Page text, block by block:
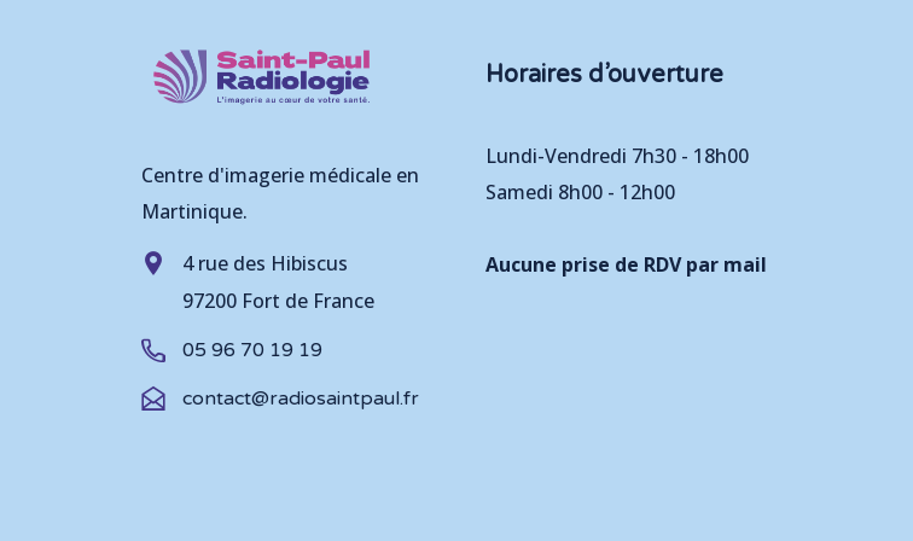
Centre d'imagerie médicale en
Martinique.
4 rue des Hibiscus
97200 Fort de France
05 96 70 19 19
contact@radiosaintpaul.fr
Horaires d’ouverture
Lundi-Vendredi 7h30 - 18h00
Samedi 8h00 - 12h00
Aucune prise de RDV par mail